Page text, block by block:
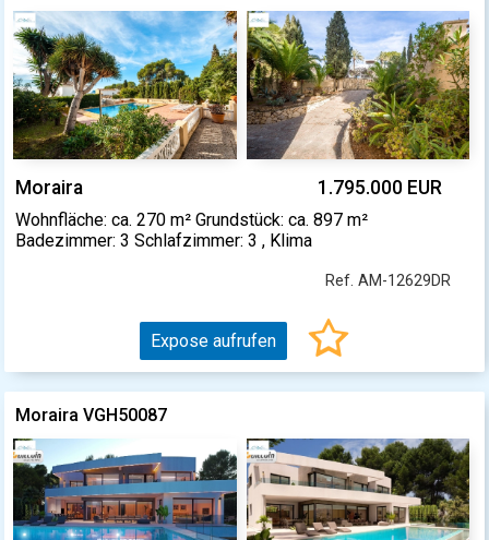
Moraira 1.795.000 EUR
Wohnfläche: ca. 270 m² Grundstück: ca. 897 m²
Badezimmer: 3 Schlafzimmer: 3 , Klima
Ref. AM-12629DR
Expose aufrufen
Moraira VGH50087